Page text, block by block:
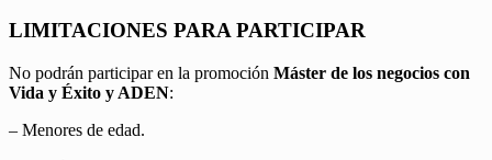
LIMITACIONES PARA PARTICIPAR
No podrán participar en la promoción Máster de los negocios con
Vida y Éxito y ADEN:
– Menores de edad.